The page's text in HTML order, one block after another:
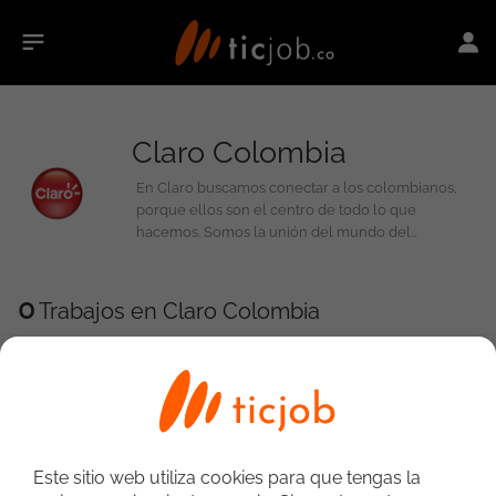
Claro Colombia
En Claro buscamos conectar a los colombianos,
porque ellos son el centro de todo lo que
hacemos. Somos la unión del mundo del
Colombia, la TV HD y una extensa variedad de
smartphones al alcance de todos. Innovamos
que se ajustan a los intereses de nuestros usuarios
para facilitarles la vida. Somos los pioneros en
procesos tecnológicos con los que creamos una
creemos que ellas son lo más importante de
0Trabajos en Claro Colombia
Este sitio web utiliza cookies para que tengas la